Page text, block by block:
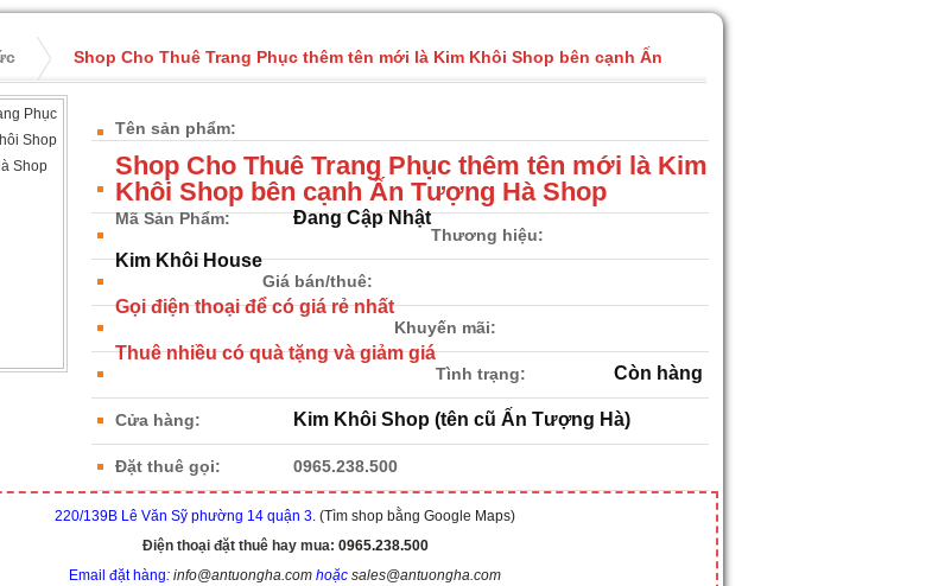
Shop Cho Thuê Trang Phục thêm tên mới là Kim Khôi Shop bên cạnh Ấn
Tên sản phẩm:
Shop Cho Thuê Trang Phục thêm tên mới là Kim
Khôi Shop bên cạnh Ấn Tượng Hà Shop
Mã Sản Phẩm: Đang Cập Nhật
Thương hiệu:
Kim Khôi House
Giá bán/thuê:
Gọi điện thoại để có giá rẻ nhất
Khuyến mãi:
Thuê nhiều có quà tặng và giảm giá
Tình trạng: Còn hàng
Cửa hàng: Kim Khôi Shop (tên cũ Ấn Tượng Hà)
Đặt thuê gọi: 0965.238.500
220/139B Lê Văn Sỹ phường 14 quận 3. (Tìm shop bằng Google Maps)
Điện thoại đặt thuê hay mua: 0965.238.500
Email đặt hàng: info@antuongha.com hoặc sales@antuongha.com